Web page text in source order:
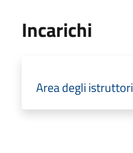
Incarichi
Area degli istruttori